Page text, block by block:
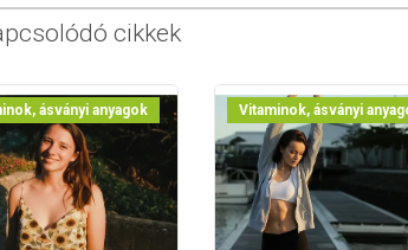
a BioTechUSA Ca D3 K2 kapszulát?
és fogak egészségére törekvőknek
a Ca D3 K2 kapszula?
(3 kapszula):
mg kalcium
mg foszfor
cikkek
ásványi anyagok Vitaminok, ásványi